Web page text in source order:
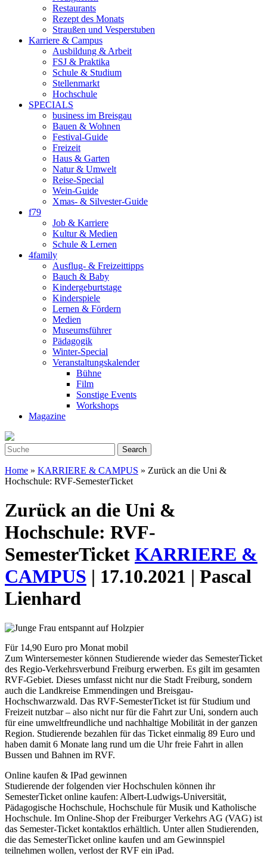
Restaurants
Rezept des Monats
Straußen und Vesperstuben
Karriere & Campus
Ausbildung & Arbeit
FSJ & Praktika
Schule & Studium
Stellenmarkt
Hochschule
SPECIALS
business im Breisgau
Bauen & Wohnen
Festival-Guide
Freizeit
Haus & Garten
Natur & Umwelt
Reise-Special
Wein-Guide
Xmas- & Silvester-Guide
f79
Job & Karriere
Kultur & Medien
Schule & Lernen
4family
Ausflug- & Freizeittipps
Bauch & Baby
Kindergeburtstage
Kinderspiele
Lernen & Fördern
Medien
Museumsführer
Pädagogik
Winter-Special
Veranstaltungskalender
Bühne
Film
Sonstige Events
Workshops
Magazine
Home » KARRIERE & CAMPUS » Zurück an die Uni &
Hochschule: RVF-SemesterTicket
Zurück an die Uni &
Hochschule: RVF-
SemesterTicket KARRIERE &
CAMPUS | 17.10.2021 | Pascal
Lienhard
Für 14,90 Euro pro Monat mobil
Zum Wintersemester können Studierende wieder das SemesterTicket
des Regio-Verkehrsverbund Freiburg erwerben. Es gilt im gesamten
RVF-Gebiet. Dieses umfasst nicht nur die Stadt Freiburg, sondern
auch die Landkreise Emmendingen und Breisgau-
Hochschwarzwald. Das RVF-­Semester­Ticket ist für Studium und
Freizeit nutzbar – also nicht nur für die Fahrt zur Uni, sondern auch
für eine umweltfreundliche und nachhaltige Mobilität in der ganzen
Region. Studierende bezahlen für das Ticket einmalig 89 Euro und
haben damit 6 Monate lang rund um die Uhr freie Fahrt in allen
Bussen und Bahnen im RVF.
Online kaufen & IPad gewinnen
Studierende der folgenden vier Hochschulen können ihr
SemesterTicket online kaufen: Albert-Ludwigs-Universität,
Pädagogische Hochschule, Hochschule für Musik und Katholische
Hochschule. Im Online-Shop der Freiburger Verkehrs AG (VAG) ist
das Semester-Ticket kontaktlos erhältlich. Unter allen Studierenden,
die das SemesterTicket online kaufen und am Gewinnspiel
teilnehmen wollen, verlost der RVF ein iPad.